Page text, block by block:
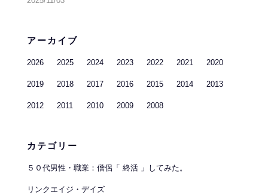
アーカイブ
2026 2025 2024 2023 2022 2021 2020
2019 2018 2017 2016 2015 2014 2013
2012 2011 2010 2009 2008
カテゴリー
５０代男性・職業：僧侶「 終活 」してみた。
リンクエイジ・デイズ